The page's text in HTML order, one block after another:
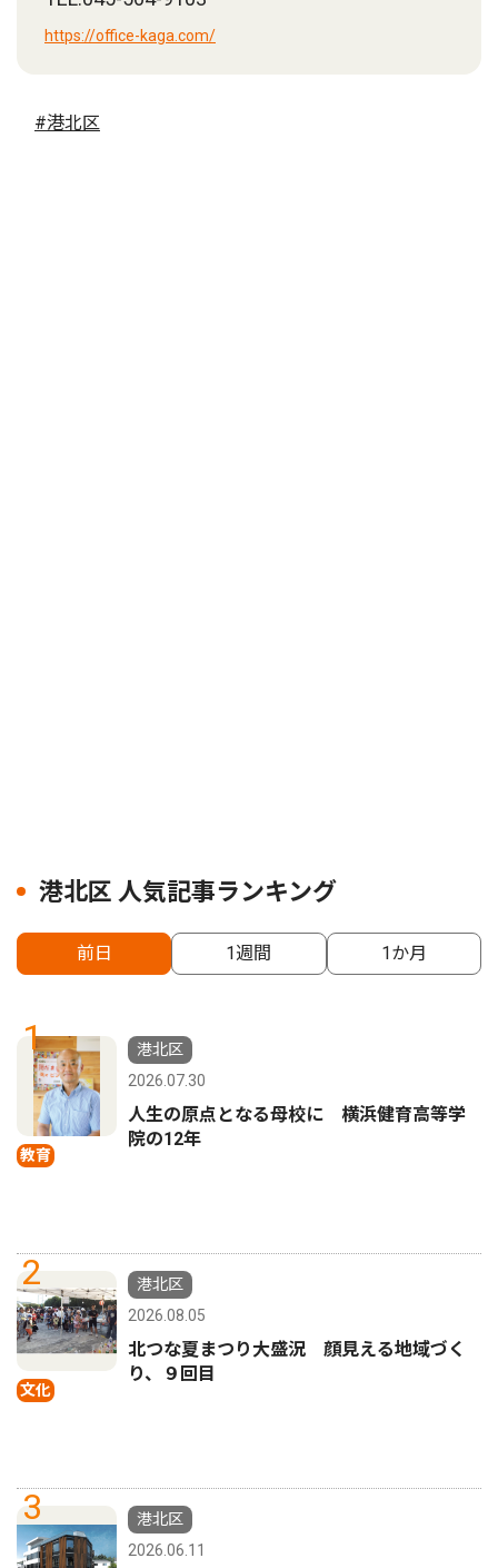
https://office-kaga.com/
#港北区
港北区 人気記事ランキング
前日 1週間 1か月
1
教育
港北区
2026.07.30
人生の原点となる母校に 横浜健育高等学
院の12年
2
文化
港北区
2026.08.05
北つな夏まつり大盛況 顔見える地域づく
り、９回目
3
港北区
2026.06.11